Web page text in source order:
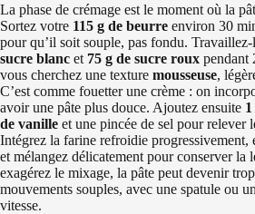
La phase de crémage est le moment où la
Sortez votre 115 g de beurre environ 30
pour qu’il soit souple, pas fondu. Travaillez-
sucre blanc et 75 g de sucre roux pendant
vous cherchez une texture mousseuse,
C’est comme fouetter une crème : on
avoir une pâte plus douce. Ajoutez ensuite
de vanille et une pincée de sel pour relever
Intégrez la farine refroidie progressivement,
et mélangez délicatement pour conserver la
exagérez le mixage, la pâte peut devenir
mouvements souples, avec une spatule ou
vitesse.